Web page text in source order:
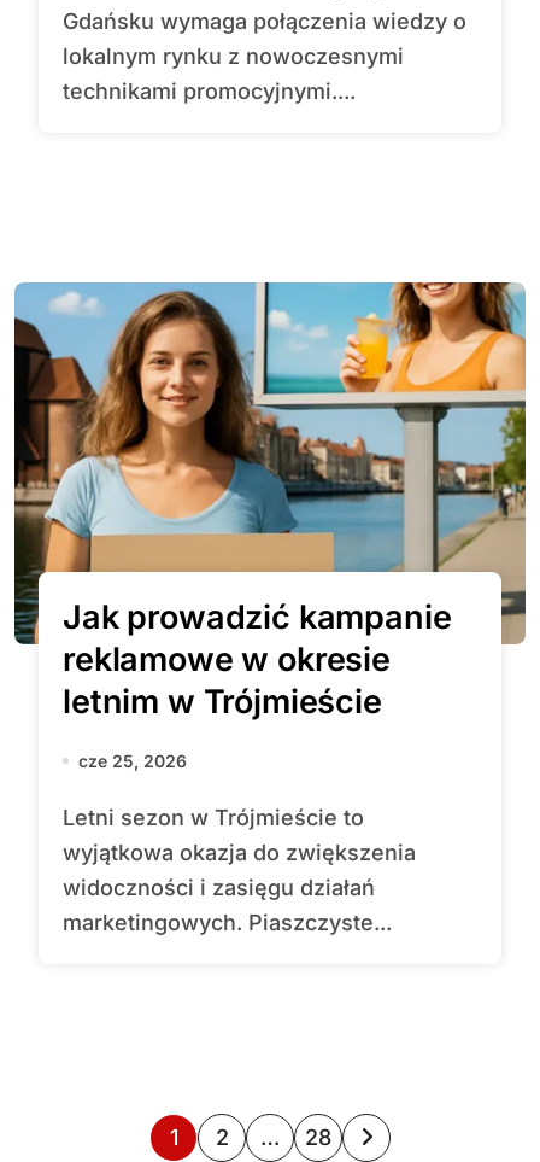
Gdańsku wymaga połączenia wiedzy o
lokalnym rynku z nowoczesnymi
technikami promocyjnymi....
Jak prowadzić kampanie
reklamowe w okresie
letnim w Trójmieście
cze 25, 2026
Letni sezon w Trójmieście to
wyjątkowa okazja do zwiększenia
widoczności i zasięgu działań
marketingowych. Piaszczyste...
S1 2 … 28